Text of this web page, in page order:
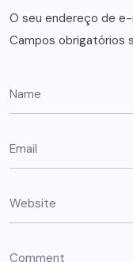
O seu endereço de
Campos obrigatórios